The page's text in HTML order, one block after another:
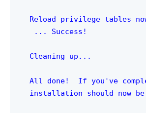
Reload privilege tables
... Success!
Cleaning up...
All done!  If you've
installation should now be